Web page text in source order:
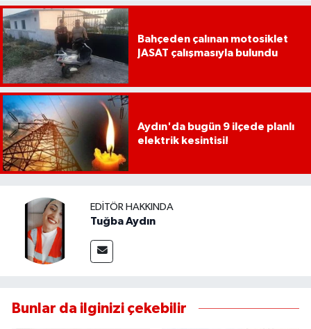
Bahçeden çalınan motosiklet
JASAT çalışmasıyla bulundu
Aydın'da bugün 9 ilçede planlı
elektrik kesintisi!
EDITÖR HAKKINDA
Tuğba Aydın
Bunlar da ilginizi çekebilir